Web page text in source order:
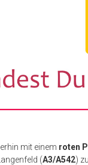
mit einem roten
(A3/A542)